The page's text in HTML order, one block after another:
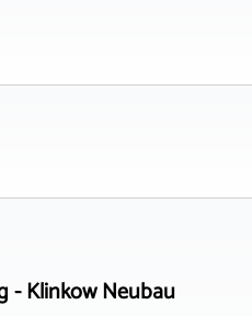
- Klinkow Neubau